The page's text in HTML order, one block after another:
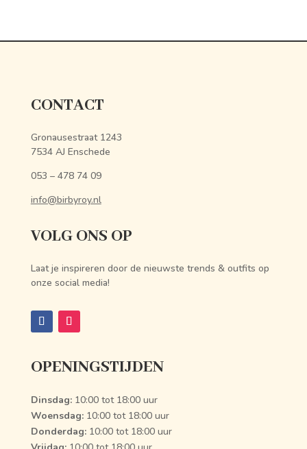
CONTACT
Gronausestraat 1243
7534 AJ Enschede
053 – 478 74 09
info@birbyroy.nl
VOLG ONS OP
Laat je inspireren door de nieuwste trends & outfits op
onze social media!
OPENINGSTIJDEN
Dinsdag:10:00 tot 18:00 uur
Woensdag:10:00 tot 18:00 uur
Donderdag:10:00 tot 18:00 uur